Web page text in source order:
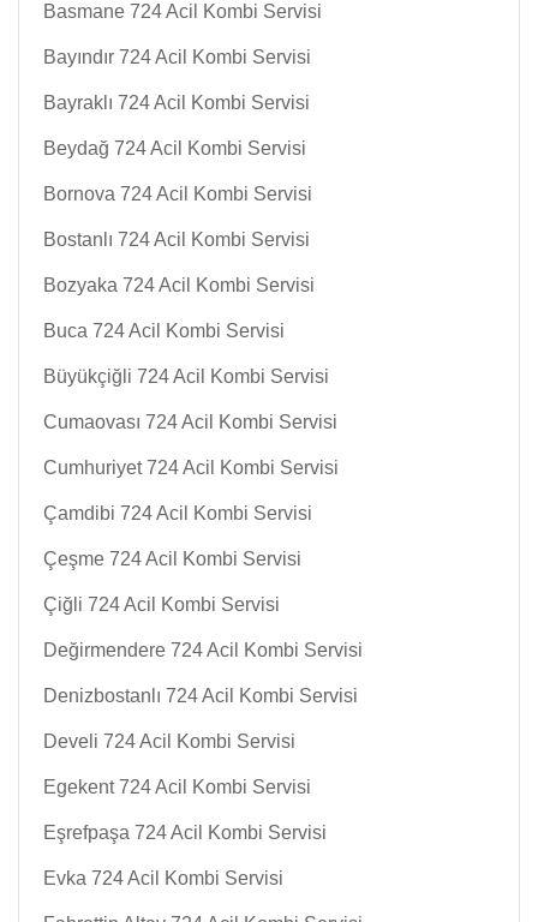
Basmane 724 Acil Kombi Servisi
Bayındır 724 Acil Kombi Servisi
Bayraklı 724 Acil Kombi Servisi
Beydağ 724 Acil Kombi Servisi
Bornova 724 Acil Kombi Servisi
Bostanlı 724 Acil Kombi Servisi
Bozyaka 724 Acil Kombi Servisi
Buca 724 Acil Kombi Servisi
Büyükçiğli 724 Acil Kombi Servisi
Cumaovası 724 Acil Kombi Servisi
Cumhuriyet 724 Acil Kombi Servisi
Çamdibi 724 Acil Kombi Servisi
Çeşme 724 Acil Kombi Servisi
Çiğli 724 Acil Kombi Servisi
Değirmendere 724 Acil Kombi Servisi
Denizbostanlı 724 Acil Kombi Servisi
Develi 724 Acil Kombi Servisi
Egekent 724 Acil Kombi Servisi
Eşrefpaşa 724 Acil Kombi Servisi
Evka 724 Acil Kombi Servisi